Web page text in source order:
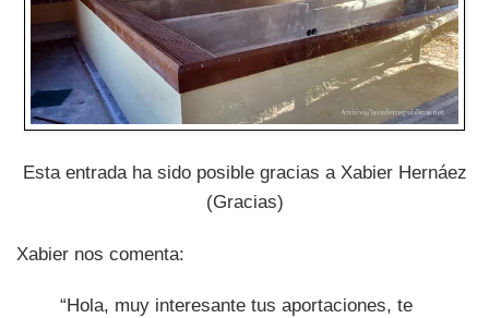
Esta entrada ha sido posible gracias a Xabier Hernáez
(Gracias)
Xabier nos comenta:
“Hola, muy interesante tus aportaciones, te